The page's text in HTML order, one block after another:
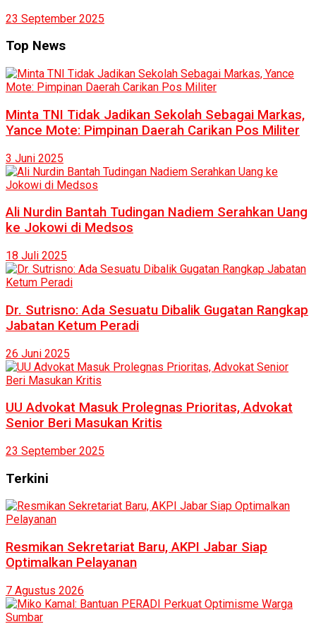
23 September 2025
Top News
Minta TNI Tidak Jadikan Sekolah Sebagai Markas,
Yance Mote: Pimpinan Daerah Carikan Pos Militer
3 Juni 2025
Ali Nurdin Bantah Tudingan Nadiem Serahkan Uang
ke Jokowi di Medsos
18 Juli 2025
Dr. Sutrisno: Ada Sesuatu Dibalik Gugatan Rangkap
Jabatan Ketum Peradi
26 Juni 2025
UU Advokat Masuk Prolegnas Prioritas, Advokat
Senior Beri Masukan Kritis
23 September 2025
Terkini
Resmikan Sekretariat Baru, AKPI Jabar Siap
Optimalkan Pelayanan
7 Agustus 2026